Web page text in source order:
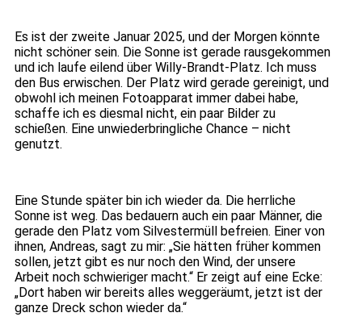
Es ist der zweite Januar 2025, und der Morgen könnte
nicht schöner sein. Die Sonne ist gerade rausgekommen
und ich laufe eilend über Willy-Brandt-Platz. Ich muss
den Bus erwischen. Der Platz wird gerade gereinigt, und
obwohl ich meinen Fotoapparat immer dabei habe,
schaffe ich es diesmal nicht, ein paar Bilder zu
schießen. Eine unwiederbringliche Chance – nicht
genutzt.
Eine Stunde später bin ich wieder da. Die herrliche
Sonne ist weg. Das bedauern auch ein paar Männer, die
gerade den Platz vom Silvestermüll befreien. Einer von
ihnen, Andreas, sagt zu mir: „Sie hätten früher kommen
sollen, jetzt gibt es nur noch den Wind, der unsere
Arbeit noch schwieriger macht.“ Er zeigt auf eine Ecke:
„Dort haben wir bereits alles weggeräumt, jetzt ist der
ganze Dreck schon wieder da.“